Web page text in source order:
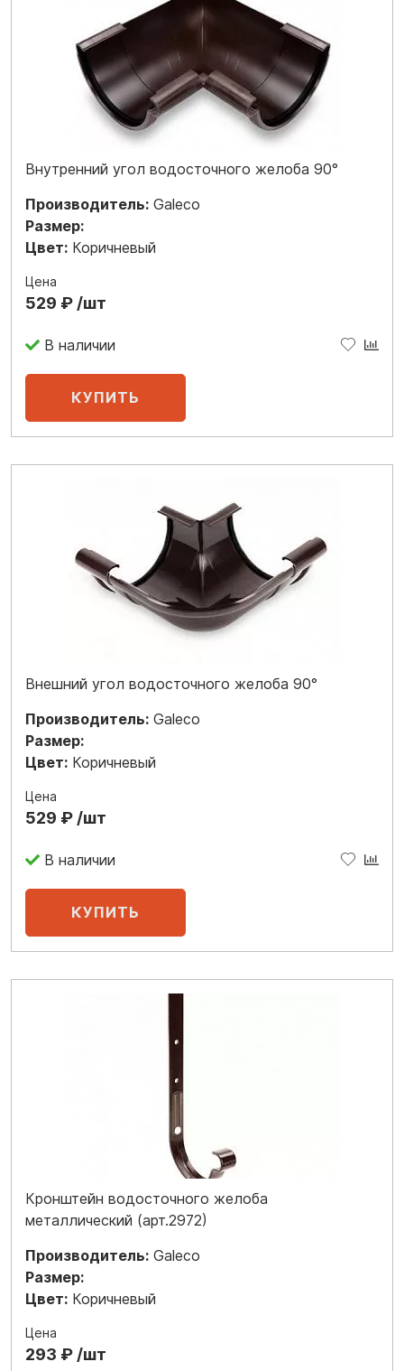
Внутренний угол водосточного желоба 90°
Производитель: Galeco
Размер:
Цвет: Коричневый
Цена
529 ₽ /шт
В наличии
Внешний угол водосточного желоба 90°
Производитель: Galeco
Размер:
Цвет: Коричневый
Цена
529 ₽ /шт
В наличии
Кронштейн водосточного желоба
металлический (арт.2972)
Производитель: Galeco
Размер:
Цвет: Коричневый
Цена
293 ₽ /шт